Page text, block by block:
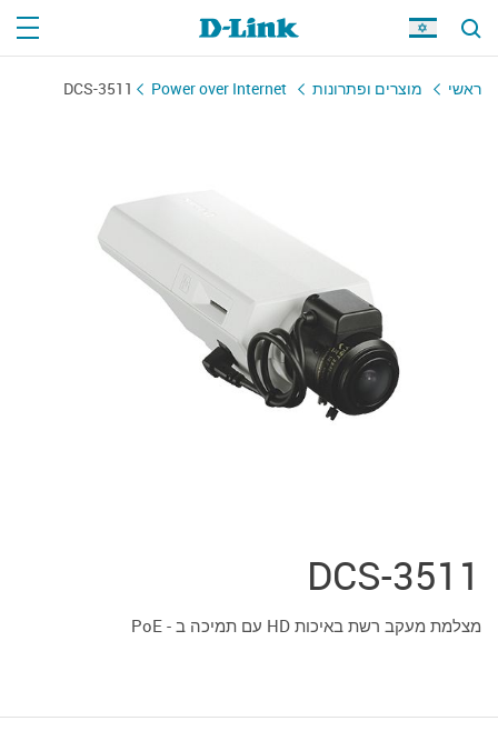
ראשי מוצרים ופתרונות Power over Internet
DCS-3511
DCS-3511
מצלמת מעקב רשת באיכות HD עם תמיכה ב - PoE